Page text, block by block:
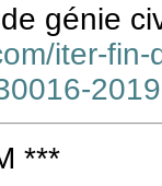
génie
iter-
***